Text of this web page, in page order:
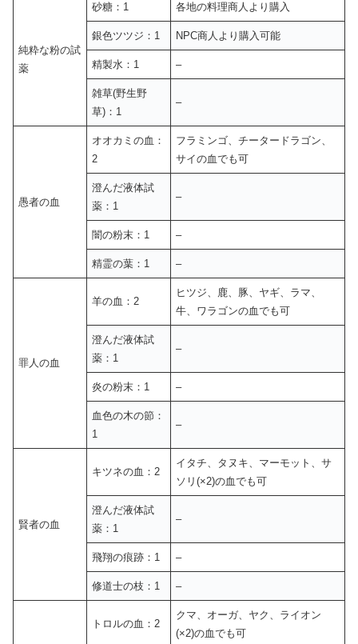
純粋な粉の試
薬
砂糖：1 各地の料理商人より購入
銀色ツツジ：1 NPC商人より購入可能
精製水：1 –
雑草(野生野
草)：1
–
愚者の血
オオカミの血：
2
フラミンゴ、チータードラゴン、
サイの血でも可
澄んだ液体試
薬：1
–
闇の粉末：1 –
精霊の葉：1 –
罪人の血
羊の血：2
ヒツジ、鹿、豚、ヤギ、ラマ、
牛、ワラゴンの血でも可
澄んだ液体試
薬：1
–
炎の粉末：1 –
血色の木の節：
1
–
賢者の血
キツネの血：2
イタチ、タヌキ、マーモット、サ
ソリ(×2)の血でも可
澄んだ液体試
薬：1
–
飛翔の痕跡：1 –
修道士の枝：1 –
トロルの血：2
クマ、オーガ、ヤク、ライオン
(×2)の血でも可